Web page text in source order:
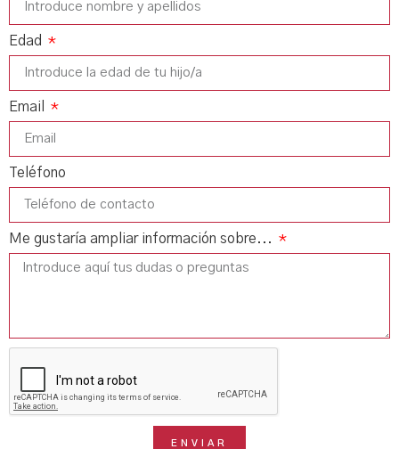
Edad
Email
Teléfono
Me gustaría ampliar información sobre...
ENVIAR